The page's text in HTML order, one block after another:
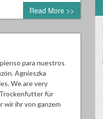
Read More >>
para nuestros
Agnieszka
We are very
für
ihr von ganzem